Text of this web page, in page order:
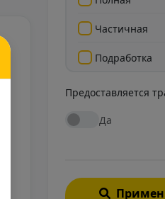
Частичная
Подработка
Предоставляется
Да